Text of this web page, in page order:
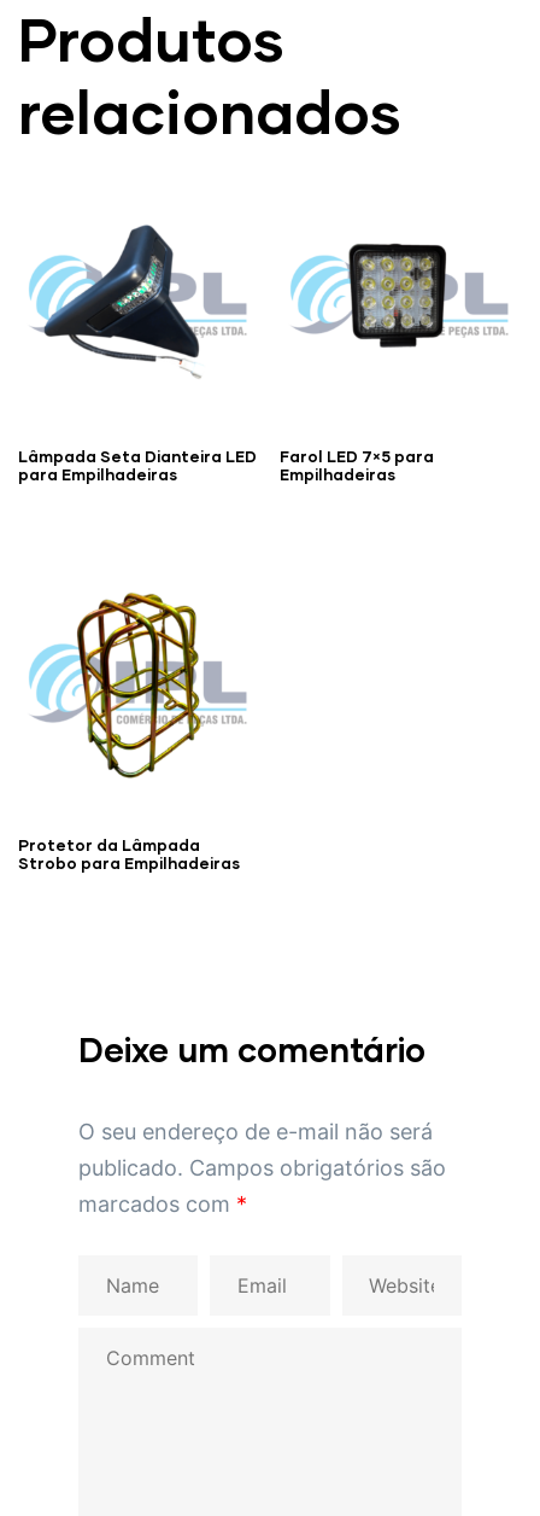
Produtos
relacionados
Lâmpada Seta Dianteira LED
para Empilhadeiras
Farol LED 7×5 para
Empilhadeiras
Protetor da Lâmpada
Strobo para Empilhadeiras
Deixe um comentário
O seu endereço de e-mail não será
publicado. Campos obrigatórios são
marcados com *